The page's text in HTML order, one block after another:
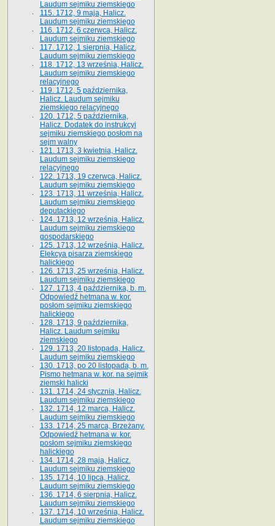
Laudum sejmiku ziemskiego
115. 1712, 9 maja, Halicz.
Laudum sejmiku ziemskiego
116. 1712, 6 czerwca, Halicz.
Laudum sejmiku ziemskiego
117. 1712, 1 sierpnia, Halicz.
Laudum sejmiku ziemskiego
118. 1712, 13 września, Halicz.
Laudum sejmiku ziemskiego
relacyjnego
119. 1712, 5 października,
Halicz. Laudum sejmiku
ziemskiego relacyjnego
120. 1712, 5 października,
Halicz. Dodatek do instrukcyi
sejmiku ziemskiego posłom na
sejm walny
121. 1713, 3 kwietnia, Halicz.
Laudum sejmiku ziemskiego
relacyjnego
122. 1713, 19 czerwca, Halicz.
Laudum sejmiku ziemskiego
123. 1713, 11 września, Halicz.
Laudum sejmiku ziemskiego
deputackiego
124. 1713, 12 września, Halicz.
Laudum sejmiku ziemskiego
gospodarskiego
125. 1713, 12 września, Halicz.
Elekcya pisarza ziemskiego
halickiego
126. 1713, 25 września, Halicz.
Laudum sejmiku ziemskiego
127. 1713, 4 października, b. m.
Odpowiedź hetmana w. kor.
posłom sejmiku ziemskiego
halickiego
128. 1713, 9 października,
Halicz. Laudum sejmiku
ziemskiego
129. 1713, 20 listopada, Halicz.
Laudum sejmiku ziemskiego
130. 1713, po 20 listopada, b. m.
Pismo hetmana w. kor. na sejmik
ziemski halicki
131. 1714, 24 stycznia, Halicz.
Laudum sejmiku ziemskiego
132. 1714, 12 marca, Halicz.
Laudum sejmiku ziemskiego
133. 1714, 25 marca, Brzeżany.
Odpowiedź hetmana w. kor.
posłom sejmiku ziemskiego
halickiego
134. 1714, 28 maja, Halicz.
Laudum sejmiku ziemskiego
135. 1714, 10 lipca, Halicz.
Laudum sejmiku ziemskiego
136. 1714, 6 sierpnia, Halicz.
Laudum sejmiku ziemskiego
137. 1714, 10 września, Halicz.
Laudum sejmiku ziemskiego